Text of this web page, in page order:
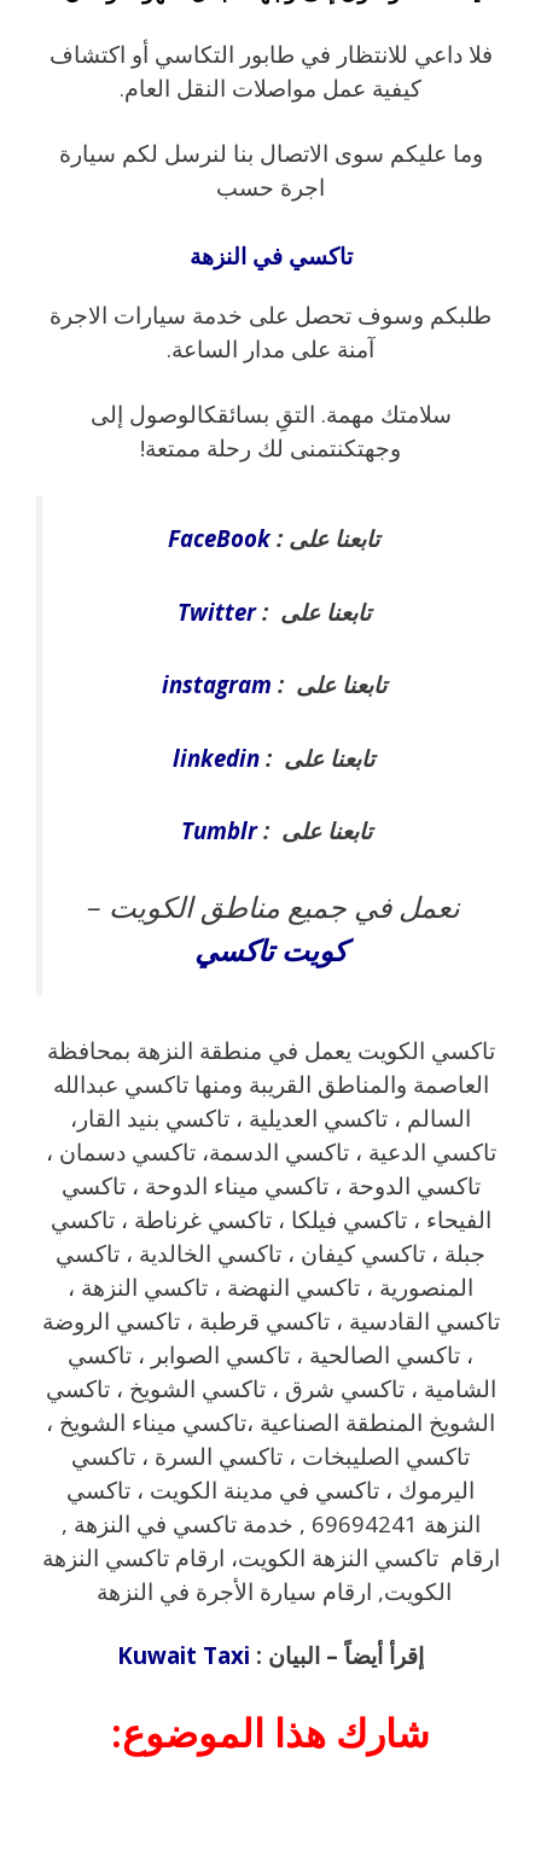
فلا داعي للانتظار في طابور التكاسي أو اكتشاف
كيفية عمل مواصلات النقل العام.
وما عليكم سوى الاتصال بنا لنرسل لكم سيارة
اجرة حسب
تاكسي في النزهة
طلبكم وسوف تحصل على خدمة سيارات الاجرة
آمنة على مدار الساعة.
سلامتك مهمة. التقِ بسائقكالوصول إلى
وجهتكنتمنى لك رحلة ممتعة!
تابعنا على :FaceBook
تابعنا على :Twitter
تابعنا على : instagram
تابعنا على : linkedin
تابعنا على :Tumblr
نعمل في جميع مناطق الكويت –
كويت تاكسي
تاكسي الكويت يعمل في منطقة النزهة بمحافظة
العاصمة والمناطق القريبة ‎ومنها تاكسي عبدالله
السالم ، تاكسي العديلية ، تاكسي بنيد القار،
تاكسي الدعية ، تاكسي الدسمة، تاكسي دسمان ،
تاكسي الدوحة ، تاكسي ميناء الدوحة ، تاكسي
الفيحاء ، تاكسي فيلكا ، تاكسي غرناطة ، تاكسي
جبلة ، تاكسي كيفان ، تاكسي الخالدية ، تاكسي
المنصورية ، تاكسي النهضة ، تاكسي النزهة ،
تاكسي القادسية ، تاكسي قرطبة ، تاكسي الروضة
، تاكسي الصالحية ، تاكسي الصوابر ، تاكسي
الشامية ، تاكسي شرق ، تاكسي الشويخ ، تاكسي
الشويخ المنطقة الصناعية ،تاكسي ميناء الشويخ ،
تاكسي الصليبخات ، تاكسي السرة ، تاكسي
اليرموك ، تاكسي في مدينة الكويت ، تاكسي
النزهة 69694241 , خدمة تاكسي في النزهة ,
ارقام تاكسي النزهة الكويت، ارقام تاكسي النزهة
الكويت, ارقام سيارة الأجرة في النزهة
إقرأ أيضاً – البيان : Kuwait Taxi
شارك هذا الموضوع: